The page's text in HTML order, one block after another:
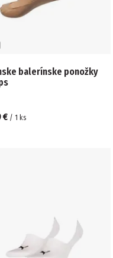
balerínske ponožky
€ / 1 ks